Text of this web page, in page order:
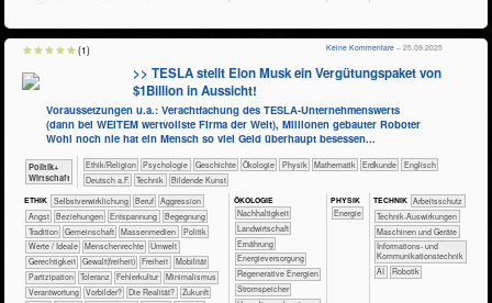
>> TESLA stellt Elon Musk ein Vergütungspaket von
$1Billion in Aussicht!
Voraussetzungen u.a.: Verachtfachung des TESLA-Unternehmenswerts
(dann bei WEITEM wertvollste Firma der Welt), Millionen gebauter Roboter
Wohl noch nie hat ein Mensch so viel Geld überhaupt besessen...
​​​​​​​​​Politik+​
Wirtschaft
​​​​​​​​​​Ethik/​Religion ​​​​​​​​​​Psychologie ​​​​​​​​Geschichte ​​​​​​​​Ökologie ​​​​​​​Physik ​​​​​​Mathematik ​​​​​Erdkunde
​​​​Englisch
​​​Deutsch a.F.
​Technik
Bildende Kunst
ETHIK ​​​​​​​​​​​​​​​​​​​​​​​​​​​​​​​​​​​​​​​​Selbst­verwirklichung ​​​​​​​​​​​​​​​Beruf
​​​​​​​​​​​​​Aggression
​​​​​​​​​​​​​Angst
​​​​​​​​​​​​​Beziehungen ​​​​​​​​​​​​​Entspannung
​​​​​​​​​​​​Begegnung
​​​​​​​​​​​Tradition
​​​​​​​​​​Gemeinschaft ​​​​​​​​​Massenmedien
​​​​​​​​​Politik
​​​​​​​​Werte / Ideale
​​​​​​​Menschenrechte
​​​​​Umwelt
​​​​Gerechtigkeit
​​​​Gewalt(freiheit) ​​​Freiheit
​​​Mobilität
​​​Partizipation
​​​Toleranz ​​Fehlerkultur
​​Minimalismus
​​Verantwortung
​​Vorbilder? ​Die Realität?
​Zukunft
ÖKO​LOGIE
​​​​​​​​​​​​​​​Nachhaltigkeit
​​​​​Landwirtschaft
​​​​Ernährung
​​​Energieversorgung
​​​Regenerative Energien
​​​Stromspeicher
PHY​SIK
​​Energie
TECH​NIK ​​​​​​Arbeitsschutz
​​​​​​Technik-Auswirkungen
​​​​Maschinen und Geräte
​​​Informations- und
Kommunikationstechnik
​​AI
Robotik
Keine Kommentare – 25.09.2025
(1)